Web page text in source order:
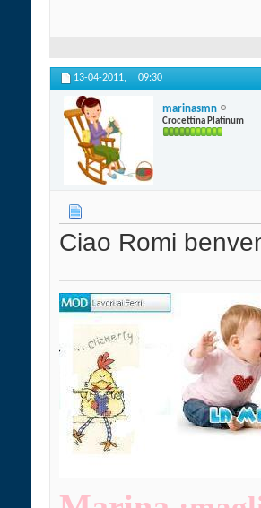
13-04-2011, 09:30
marinasmn
Crocettina Platinum
Ciao Romi